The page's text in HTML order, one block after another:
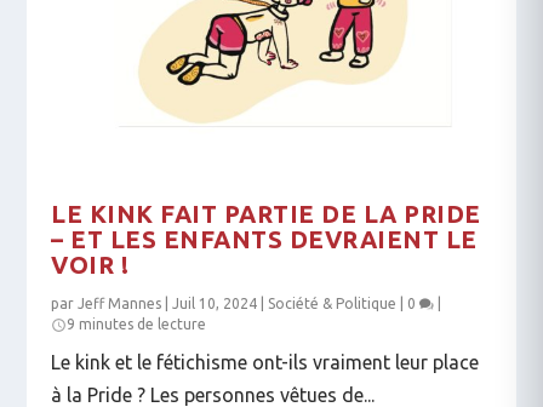
LE KINK FAIT PARTIE DE LA PRIDE
– ET LES ENFANTS DEVRAIENT LE
VOIR !
parJeff Mannes |Juil 10, 2024 Société & Politique 0
9 minutes de lecture
Le kink et le fétichisme ont-ils vraiment leur place
à la Pride ? Les personnes vêtues de...